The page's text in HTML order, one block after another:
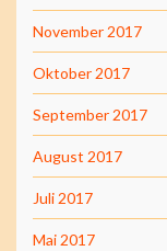
November 2017
Oktober 2017
September 2017
August 2017
Juli 2017
Mai 2017